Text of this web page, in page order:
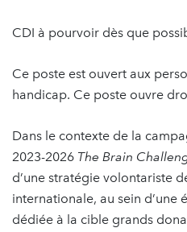
CDI à pourvoir dès que
Ce poste est ouvert aux
handicap. Ce poste ouvre
Dans le contexte de la
2023-2026 The Brain
d’une stratégie volontariste
internationale, au sein d’une
dédiée à la cible grands